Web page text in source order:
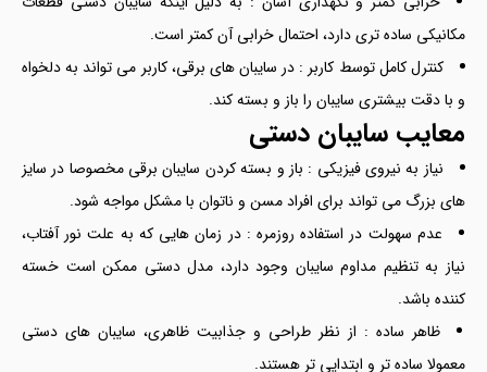
مکانیکی ساده تری دارد، احتمال خرابی آن کمتر است.
کنترل کامل توسط کاربر : در سایبان های برقی، کاربر می تواند به دلخواه
و با دقت بیشتری سایبان را باز و بسته کند.
معایب سایبان دستی
نیاز به نیروی فیزیکی : باز و بسته کردن سایبان برقی مخصوصا در سایز
های بزرگ می تواند برای افراد مسن و ناتوان با مشکل مواجه شود.
عدم سهولت در استفاده روزمره : در زمان هایی که به علت نور آفتاب،
نیاز به تنظیم مداوم سایبان وجود دارد، مدل دستی ممکن است خسته
کننده باشد.
ظاهر ساده : از نظر طراحی و جذابیت ظاهری، سایبان های دستی
معمولا ساده تر و ابتدایی تر هستند.